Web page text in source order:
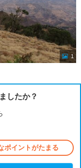
1
したか？
ポイントがたまる